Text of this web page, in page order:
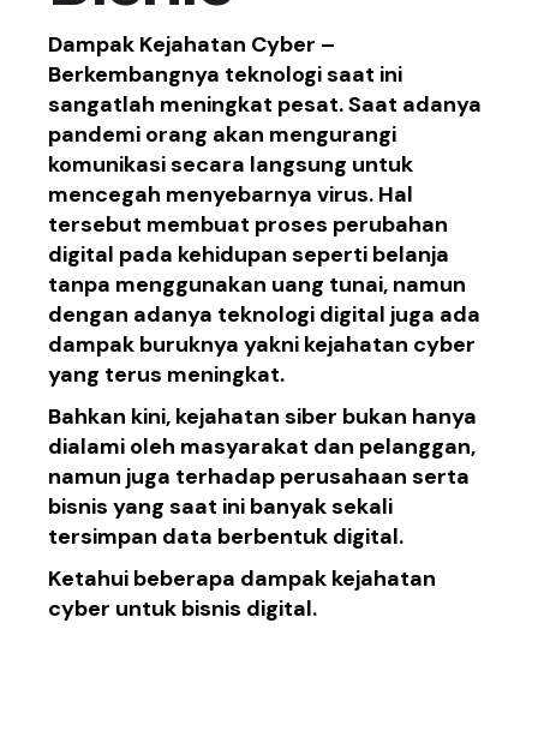
Dampak Kejahatan Cyber –
Berkembangnya teknologi saat ini
sangatlah meningkat pesat. Saat adanya
pandemi orang akan mengurangi
komunikasi secara langsung untuk
mencegah menyebarnya virus. Hal
tersebut membuat proses perubahan
digital pada kehidupan seperti belanja
tanpa menggunakan uang tunai, namun
dengan adanya teknologi digital juga ada
dampak buruknya yakni kejahatan cyber
yang terus meningkat.
Bahkan kini, kejahatan siber bukan hanya
dialami oleh masyarakat dan pelanggan,
namun juga terhadap perusahaanserta
bisnis yangsaat ini banyaksekali
tersimpan data berbentuk digital.
Ketahui beberapa dampak kejahatan
cyber untuk bisnis digital.